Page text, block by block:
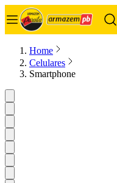
Home
Celulares
Smartphone